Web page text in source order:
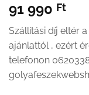
91 990 Ft
Szállítási díj eltér
ajánlattól , ezért
telefonon